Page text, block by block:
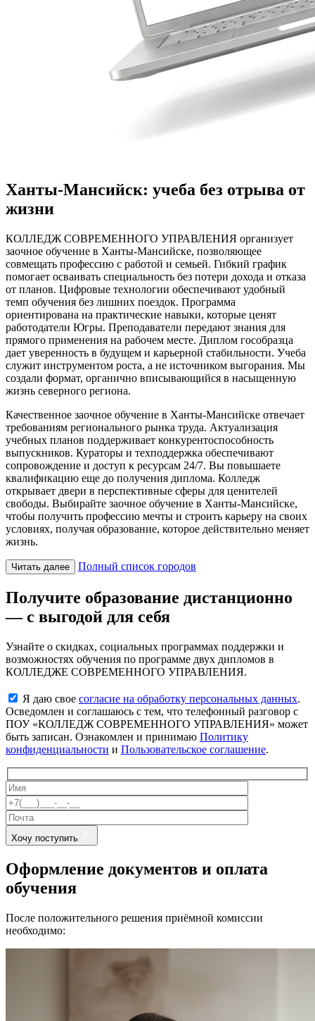
Ханты-Мансийск: учеба без отрыва от
жизни
КОЛЛЕДЖ СОВРЕМЕННОГО УПРАВЛЕНИЯ организует
заочное обучение в Ханты-Мансийске, позволяющее
совмещать профессию с работой и семьей. Гибкий график
помогает осваивать специальность без потери дохода и отказа
от планов. Цифровые технологии обеспечивают удобный
темп обучения без лишних поездок. Программа
ориентирована на практические навыки, которые ценят
работодатели Югры. Преподаватели передают знания для
прямого применения на рабочем месте. Диплом гособразца
дает уверенность в будущем и карьерной стабильности. Учеба
служит инструментом роста, а не источником выгорания. Мы
создали формат, органично вписывающийся в насыщенную
жизнь северного региона.
Качественное заочное обучение в Ханты-Мансийске отвечает
требованиям регионального рынка труда. Актуализация
учебных планов поддерживает конкурентоспособность
выпускников. Кураторы и техподдержка обеспечивают
сопровождение и доступ к ресурсам 24/7. Вы повышаете
квалификацию еще до получения диплома. Колледж
открывает двери в перспективные сферы для ценителей
свободы. Выбирайте заочное обучение в Ханты-Мансийске,
чтобы получить профессию мечты и строить карьеру на своих
условиях, получая образование, которое действительно меняет
жизнь.
Читать далее Полный список городов
Получите образование дистанционно
— с выгодой для себя
Узнайте о скидках, социальных программах поддержки и
возможностях обучения по программе двух дипломов в
КОЛЛЕДЖЕ СОВРЕМЕННОГО УПРАВЛЕНИЯ.
Я даю свое согласие на обработку персональных данных.
Осведомлен и соглашаюсь с тем, что телефонный разговор с
ПОУ «КОЛЛЕДЖ СОВРЕМЕННОГО УПРАВЛЕНИЯ» может
быть записан. Ознакомлен и принимаю Политику
конфиденциальности и Пользовательское соглашение.
Хочу поступить
Оформление документов и оплата
обучения
После положительного решения приёмной комиссии
необходимо: